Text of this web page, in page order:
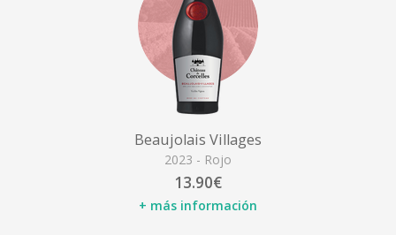
Beaujolais Villages
2023 - Rojo
13.90€
+ más información